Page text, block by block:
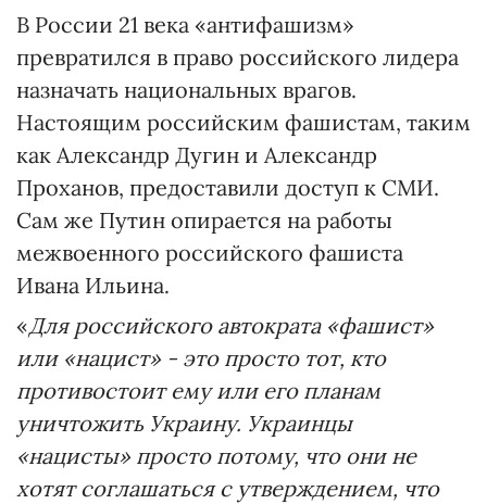
В России 21 века «антифашизм»
превратился в право российского лидера
назначать национальных врагов.
Настоящим российским фашистам, таким
как Александр Дугин и Александр
Проханов, предоставили доступ к СМИ.
Сам же Путин опирается на работы
межвоенного российского фашиста
Ивана Ильина.
«Для российского автократа «фашист»
или «нацист» - это просто тот, кто
противостоит ему или его планам
уничтожить Украину. Украинцы
«нацисты» просто потому, что они не
хотят соглашаться с утверждением, что